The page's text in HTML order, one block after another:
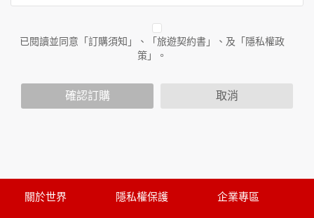
作與本公司合作時分享的任何身份識別資料。隱私權保護政策
人員。例如您透過本公司旗下網站上的廣告廠商連結，這些置
放連結的廠商也可能蒐集您個人的資料。對於您主動提供的個
人資訊，這些廣告廠商或連結網站有其個別的隱私權保護政
您個人在本網站上的聊天室或討論區中任意公開個人資料的行
個人的資料，其範圍如下：
本網站在您使用服務信箱、問卷調查等互動性功能時，會保留
已閱讀並同意「訂購須知」、「旅遊契約書」、及「隱私權政
策」。
確認訂購 取消
關於世界 隱私權保護 企業專區